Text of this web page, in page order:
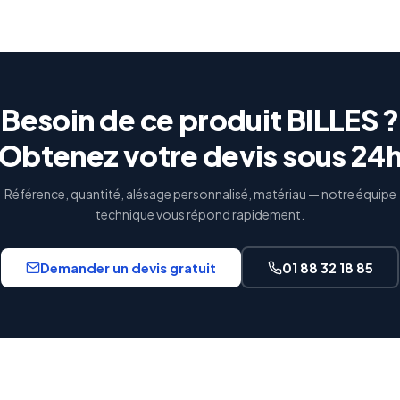
Besoin de ce produit BILLES ?
votre devis sous
Référence, quantité, alésage personnalisé, matériau — notre équipe
technique vous répond rapidement.
Demander un devis gratuit 01 88 32 18 85